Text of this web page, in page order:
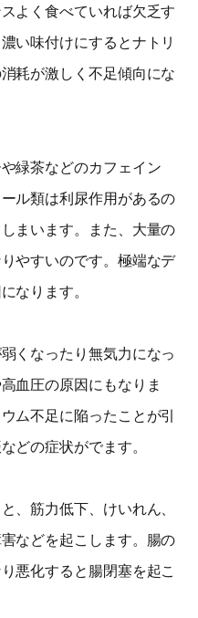
よく食べていれば欠乏す
い味付けにするとナトリ
耗が激しく不足傾向にな
緑茶などのカフェイン
ル類は利尿作用があるの
まいます。また、大量の
やすいのです。極端なデ
なります。
くなったり無気力になっ
血圧の原因にもなりま
ム不足に陥ったことが引
どの症状がでます。
、筋力低下、けいれん、
などを起こします。腸の
悪化すると腸閉塞を起こ